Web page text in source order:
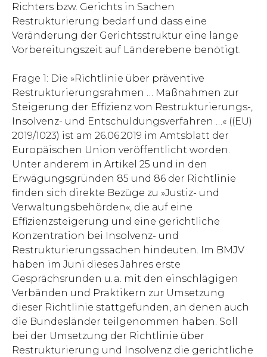
Richters bzw. Gerichts in Sachen
Restrukturierung bedarf und dass eine
Veränderung der Gerichtsstruktur eine lange
Vorbereitungszeit auf Länderebene benötigt.
Frage 1: Die »Richtlinie über präventive
Restrukturierungsrahmen … Maßnahmen zur
Steigerung der Effizienz von Restrukturierungs-,
Insolvenz- und Entschuldungsverfahren …« ((EU)
2019/1023) ist am 26.06.2019 im Amtsblatt der
Europäischen Union veröffentlicht worden.
Unter anderem in Artikel 25 und in den
Erwägungsgründen 85 und 86 der Richtlinie
finden sich direkte Bezüge zu »Justiz- und
Verwaltungsbehörden«, die auf eine
Effizienzsteigerung und eine gerichtliche
Konzentration bei Insolvenz- und
Restrukturierungssachen hindeuten. Im BMJV
haben im Juni dieses Jahres erste
Gesprächsrunden u. a. mit den einschlägigen
Verbänden und Praktikern zur Umsetzung
dieser Richtlinie stattgefunden, an denen auch
die Bundesländer teilgenommen haben. Soll
bei der Umsetzung der Richtlinie über
Restrukturierung und Insolvenz die gerichtliche